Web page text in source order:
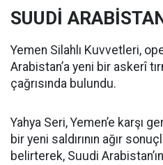
SUUDİ
Yemen Silahlı Kuvvetleri,
Arabistan’a yeni bir askerî
çağrısında bulundu.
Yahya Seri, Yemen’e karşı
bir yeni saldırının ağır
belirterek, Suudi